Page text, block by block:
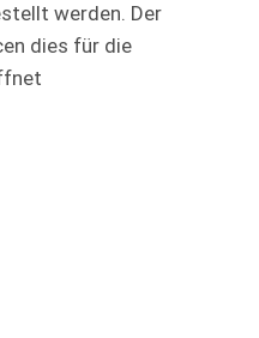
werden. Der
dies für die